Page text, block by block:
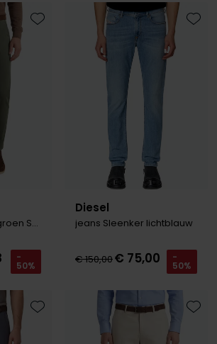
katoenen broek groen Savage-2
-
50%
Toevoegen aan favorieten
Diesel
jeans Sleenker lichtblauw
€ 150,00€ 75,00 -
50%
Toevoegen aan favorieten